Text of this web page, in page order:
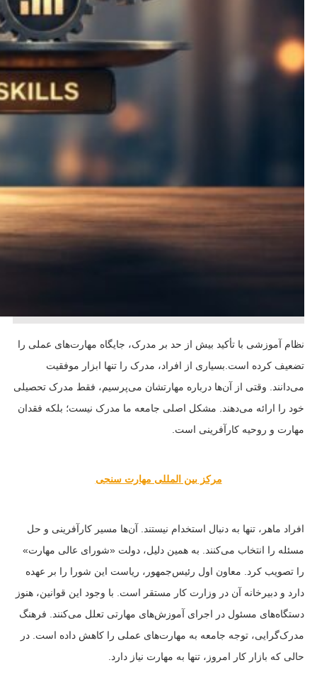
نظام آموزشی با تأکید بیش از حد بر مدرک، جایگاه مهارت‌های عملی را
تضعیف کرده است.بسیاری از افراد، مدرک را تنها ابزار موفقیت
می‌دانند. وقتی از آن‌ها درباره مهارتشان می‌پرسیم، فقط مدرک تحصیلی
خود را ارائه می‌دهند. مشکل اصلی جامعه ما مدرک نیست؛ بلکه فقدان
مهارت و روحیه کارآفرینی است.
مرکز بین المللی مهارت سنجی
افراد ماهر، تنها به دنبال استخدام نیستند. آن‌ها مسیر کارآفرینی و حل
مسئله را انتخاب می‌کنند. به همین دلیل، دولت «شورای عالی مهارت»
را تصویب کرد. معاون اول رئیس‌جمهور، ریاست این شورا را بر عهده
دارد و دبیرخانه آن در وزارت کار مستقر است. با وجود این قوانین، هنوز
دستگاه‌های مسئول در اجرای آموزش‌های مهارتی تعلل می‌کنند. فرهنگ
مدرک‌گرایی، توجه جامعه به مهارت‌های عملی را کاهش داده است. در
حالی که بازار کار امروز، تنها به مهارت نیاز دارد.